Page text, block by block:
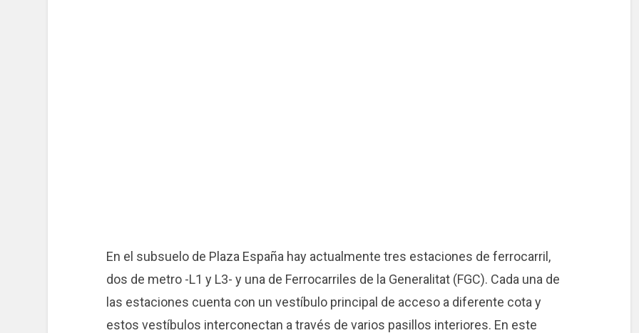
En el subsuelo de Plaza España hay actualmente tres estaciones de ferrocarril,
dos de metro -L1 y L3- y una de Ferrocarriles de la Generalitat (FGC). Cada una de
las estaciones cuenta con un vestíbulo principal de acceso a diferente cota y
estos vestíbulos interconectan a través de varios pasillos interiores. En este